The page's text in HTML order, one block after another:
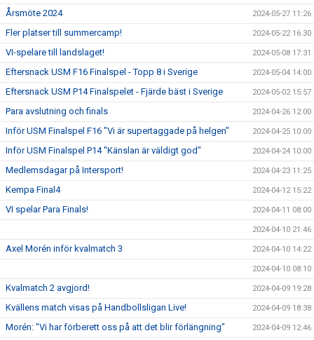
Årsmöte 2024 2024-05-27 11:26
Fler platser till summercamp! 2024-05-22 16:30
VI-spelare till landslaget! 2024-05-08 17:31
Eftersnack USM F16 Finalspel - Topp 8 i Sverige 2024-05-04 14:00
Eftersnack USM P14 Finalspelet - Fjärde bäst i Sverige 2024-05-02 15:57
Para avslutning och finals 2024-04-26 12:00
Inför USM Finalspel F16 "Vi är supertaggade på helgen" 2024-04-25 10:00
Inför USM Finalspel P14 "Känslan är väldigt god" 2024-04-24 10:00
Medlemsdagar på Intersport! 2024-04-23 11:25
Kempa Final4 2024-04-12 15:22
VI spelar Para Finals! 2024-04-11 08:00
2024-04-10 21:46
Axel Morén inför kvalmatch 3 2024-04-10 14:22
2024-04-10 08:10
Kvalmatch 2 avgjord! 2024-04-09 19:28
Kvällens match visas på Handbollsligan Live! 2024-04-09 18:38
Morén: "Vi har förberett oss på att det blir förlängning" 2024-04-09 12:46